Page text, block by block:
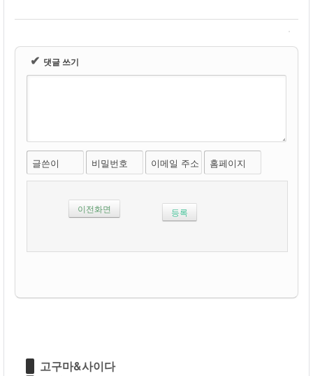
✔ 댓글 쓰기
글쓴이 비밀번호 이메일 주소 홈페이지
이전화면
고구마&사이다